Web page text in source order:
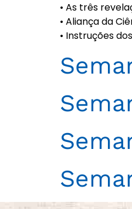
• As três
• Aliança da
• Instruções